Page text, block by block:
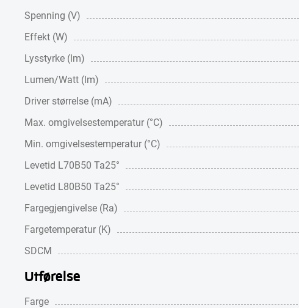
Spenning (V)
Effekt (W)
Lysstyrke (lm)
Lumen/Watt (lm)
Driver størrelse (mA)
Max. omgivelsestemperatur (°C)
Min. omgivelsestemperatur (°C)
Levetid L70B50 Ta25°
Levetid L80B50 Ta25°
Fargegjengivelse (Ra)
Fargetemperatur (K)
SDCM
Utførelse
Farge